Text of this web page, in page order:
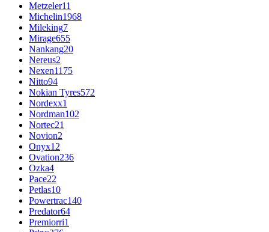
Metzeler11
Michelin1968
Mileking7
Mirage655
Nankang20
Nereus2
Nexen1175
Nitto94
Nokian Tyres572
Nordexx1
Nordman102
Nortec21
Novion2
Onyx12
Ovation236
Ozka4
Pace22
Petlas10
Powertrac140
Predator64
Premiorri1